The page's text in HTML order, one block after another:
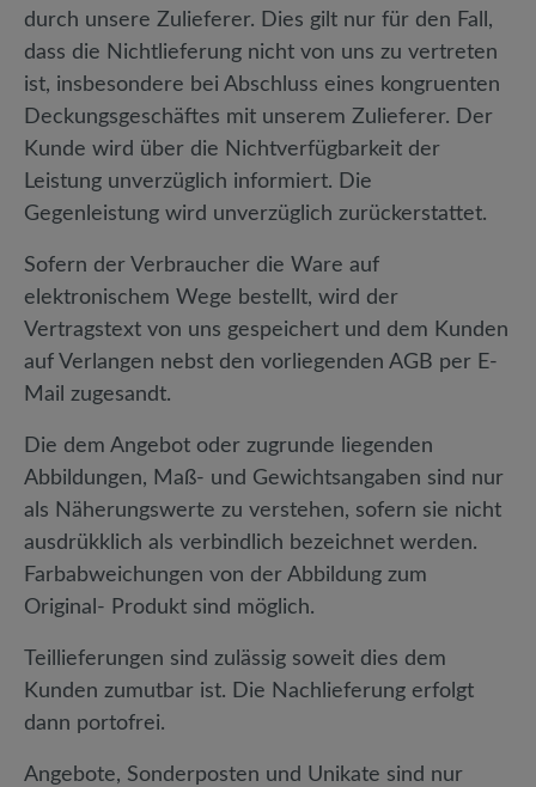
durch unsere Zulieferer. Dies gilt nur für den Fall,
dass die Nichtlieferung nicht von uns zu vertreten
ist, insbesondere bei Abschluss eines kongruenten
Deckungsgeschäftes mit unserem Zulieferer. Der
Kunde wird über die Nichtverfügbarkeit der
Leistung unverzüglich informiert. Die
Gegenleistung wird unverzüglich zurückerstattet.
Sofern der Verbraucher die Ware auf
elektronischem Wege bestellt, wird der
Vertragstext von uns gespeichert und dem Kunden
auf Verlangen nebst den vorliegenden AGB per E-
Mail zugesandt.
Die dem Angebot oder zugrunde liegenden
Abbildungen, Maß- und Gewichtsangaben sind nur
als Näherungswerte zu verstehen, sofern sie nicht
ausdrükklich als verbindlich bezeichnet werden.
Farbabweichungen von der Abbildung zum
Original- Produkt sind möglich.
Teillieferungen sind zulässig soweit dies dem
Kunden zumutbar ist. Die Nachlieferung erfolgt
dann portofrei.
Angebote, Sonderposten und Unikate sind nur